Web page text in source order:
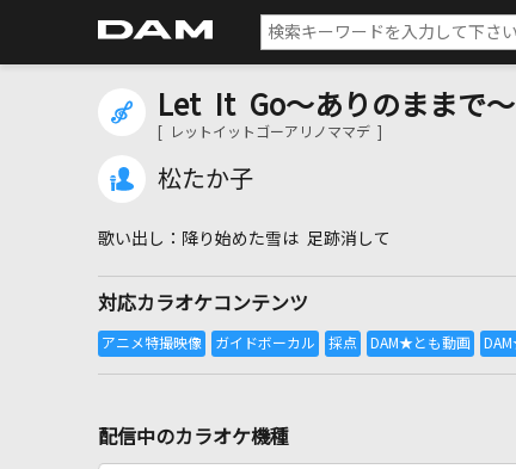
Let It Go～ありのままで～
[ レットイットゴーアリノママデ ]
松たか子
降り始めた雪は 足跡消して
対応カラオケコンテンツ
配信中のカラオケ機種